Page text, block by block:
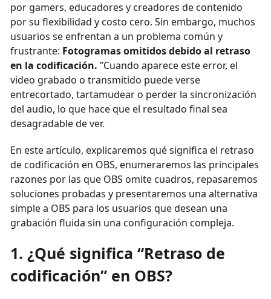
por gamers, educadores y creadores de contenido
por su flexibilidad y costo cero. Sin embargo, muchos
usuarios se enfrentan a un problema común y
frustrante: Fotogramas omitidos debido al retraso
en la codificación. ”Cuando aparece este error, el
video grabado o transmitido puede verse
entrecortado, tartamudear o perder la sincronización
del audio, lo que hace que el resultado final sea
desagradable de ver.
En este artículo, explicaremos qué significa el retraso
de codificación en OBS, enumeraremos las principales
razones por las que OBS omite cuadros, repasaremos
soluciones probadas y presentaremos una alternativa
simple a OBS para los usuarios que desean una
grabación fluida sin una configuración compleja.
1. ¿Qué significa “Retraso de
codificación” en OBS?